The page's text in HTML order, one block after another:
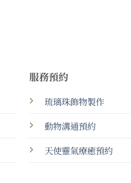
服務預約
琉璃珠飾物製作
動物溝通預約
天使靈氣療癒預約